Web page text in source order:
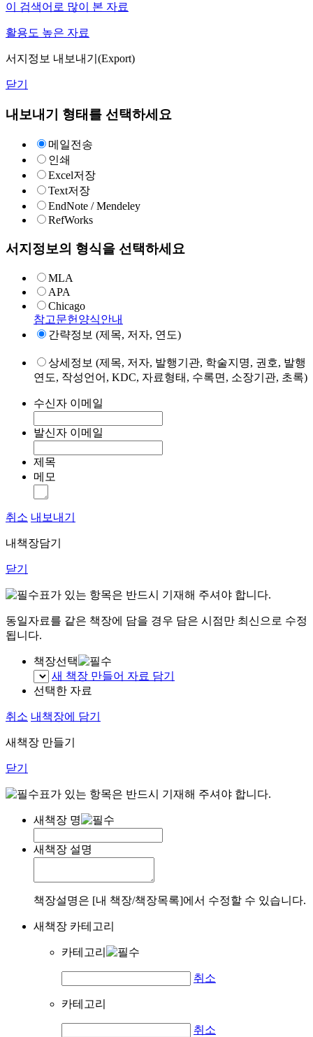
이 검색어로 많이 본 자료
활용도 높은 자료
서지정보 내보내기(Export)
닫기
내보내기 형태를 선택하세요
메일전송
인쇄
Excel저장
Text저장
EndNote / Mendeley
RefWorks
서지정보의 형식을 선택하세요
MLA
APA
Chicago
참고문헌양식안내
간략정보 (제목, 저자, 연도)
상세정보 (제목, 저자, 발행기관, 학술지명, 권호, 발행
연도, 작성언어, KDC, 자료형태, 수록면, 소장기관, 초록)
수신자 이메일
발신자 이메일
제목
메모
취소 내보내기
내책장담기
닫기
표가 있는 항목은 반드시 기재해 주셔야 합니다.
동일자료를 같은 책장에 담을 경우 담은 시점만 최신으로 수정
됩니다.
책장선택
새 책장 만들어 자료 담기
선택한 자료
취소 내책장에 담기
새책장 만들기
닫기
표가 있는 항목은 반드시 기재해 주셔야 합니다.
새책장 명
새책장 설명
책장설명은 [내 책장/책장목록]에서 수정할 수 있습니다.
새책장 카테고리
카테고리
취소
카테고리
취소